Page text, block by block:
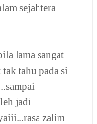
sejahtera
lama sangat
tahu pada si
jadi
zalim